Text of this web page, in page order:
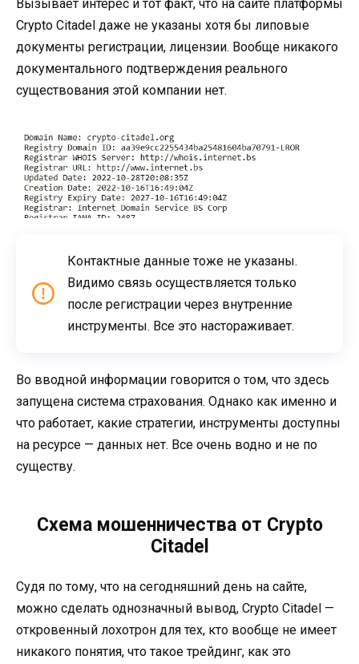
Вызывает интерес и тот факт, что на сайте платформы
Crypto Citadel даже не указаны хотя бы липовые
документы регистрации, лицензии. Вообще никакого
документального подтверждения реального
существования этой компании нет.
Контактные данные тоже не указаны.
Видимо связь осуществляется только
после регистрации через внутренние
инструменты. Все это настораживает.
Во вводной информации говорится о том, что здесь
запущена система страхования. Однако как именно и
что работает, какие стратегии, инструменты доступны
на ресурсе — данных нет. Все очень водно и не по
существу.
Схема мошенничества от Crypto
Citadel
Судя по тому, что на сегодняшний день на сайте,
можно сделать однозначный вывод, Crypto Citadel —
откровенный лохотрон для тех, кто вообще не имеет
никакого понятия, что такое трейдинг, как это